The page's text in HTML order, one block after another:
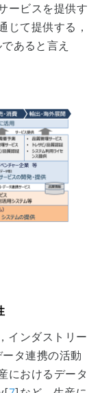
ービスを提供す
じて提供する，
あると言え
インダストリー
タ連携の活動
におけるデータ